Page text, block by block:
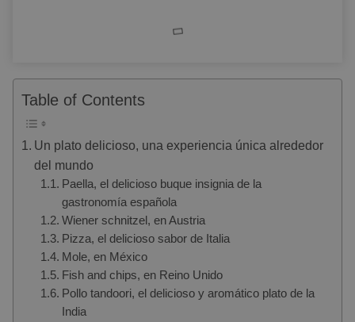
Table of Contents
Un plato delicioso, una experiencia única alrededor
del mundo
Paella, el delicioso buque insignia de la
gastronomía española
Wiener schnitzel, en Austria
Pizza, el delicioso sabor de Italia
Mole, en México
Fish and chips, en Reino Unido
Pollo tandoori, el delicioso y aromático plato de la
India